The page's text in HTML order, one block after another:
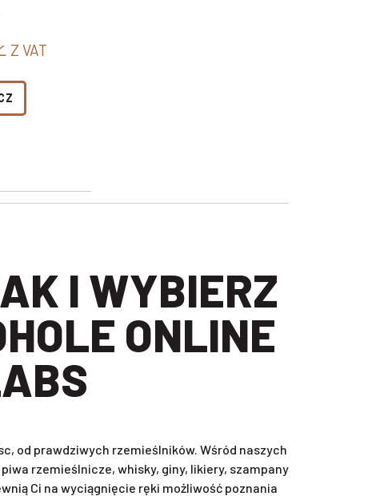
Z VAT
ONLINE
od prawdziwych rzemieślników. Wśród naszych
rzemieślnicze, whisky, giny, likiery, szampany
Ci na wyciągnięcie ręki możliwość poznania